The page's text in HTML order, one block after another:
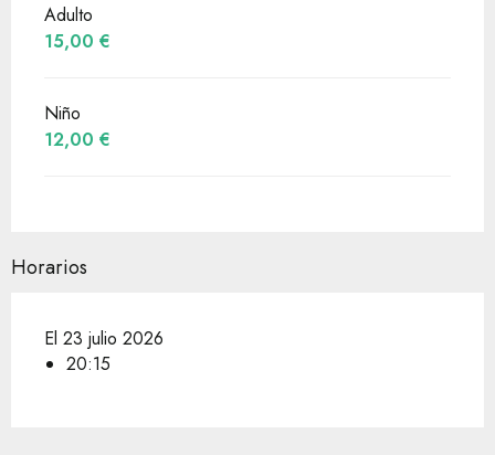
Adulto
15,00 €
Niño
12,00 €
Horarios
El 23 julio 2026
20:15